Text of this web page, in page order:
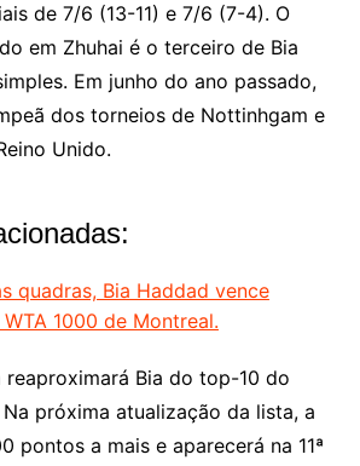
de 7/6 (13-11) e 7/6 (7-4). O
em Zhuhai é o terceiro de Bia
Em junho do ano passado,
dos torneios de Nottinhgam e
Unido.
quadras, Bia Haddad vence
1000 de Montreal.
reaproximará Bia do top-10 do
próxima atualização da lista, a
pontos a mais e aparecerá na 11ª